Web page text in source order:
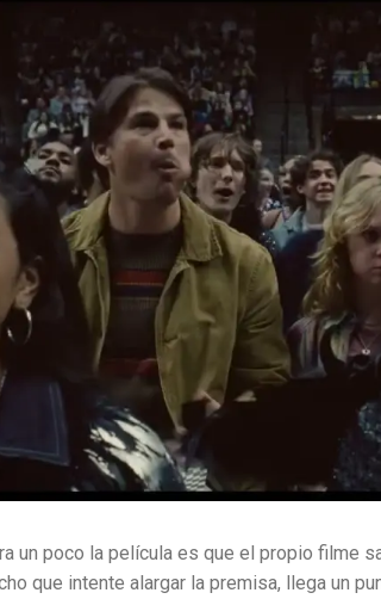
un poco la película es que el propio filme
que intente alargar la premisa, llega un